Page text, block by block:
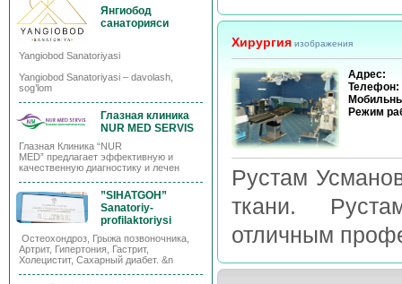
Янгиобод
санаторияси
Yangiobod Sanatoriyasi
Yangiobod Sanatoriyasi – davolash,
sog’lom
Глазная клиника
NUR MED SERVIS
Глазная Клиника “NUR
MED” предлагает эффективную и
качественную диагностику и лечен
”SIHATGOH”
Sanatoriy-
profilaktoriysi
Остеохондроз, Грыжа позвоночника,
Артрит, Гипертония, Гастрит,
Холецистит, Сахарный диабет. &n
Хирургия изображения
Адрес:
Телефон:
Режим
Рустам
ткани. Рустам
отличным